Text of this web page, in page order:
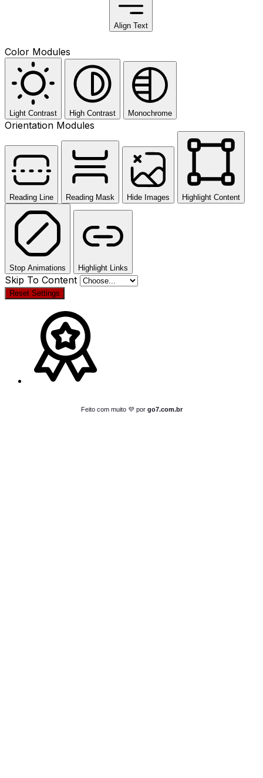
Align Text
Color Modules
Light Contrast High Contrast Monochrome
Orientation Modules
Reading Line Reading Mask Hide Images Highlight Content
Stop Animations Highlight Links
Skip To Content
Reset Settings
Feito com muito 💜 por go7.com.br